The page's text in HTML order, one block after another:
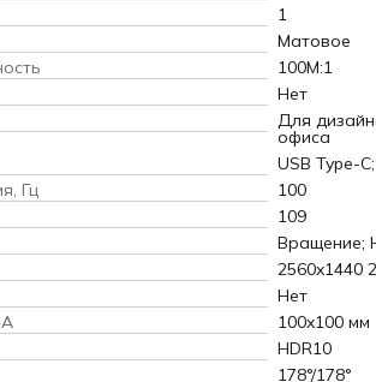
1
Матовое
100M:1
Нет
Для
офиса
USB Type-
Гц
100
109
Вращение;
2560x1440
Нет
100x100 мм
HDR10
178°/178°